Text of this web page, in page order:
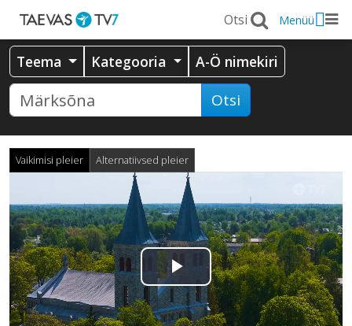
Menüü
Teema Kategooria A-Ö nimekiri
Otsi
Vaikimisi pleier Alternatiivsed pleier
Esita
video